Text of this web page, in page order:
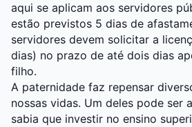
aqui se aplicam aos servidores
estão previstos 5 dias de
servidores devem solicitar a
dias) no prazo de até dois dias
filho.
A paternidade faz repensar
nossas vidas. Um deles pode ser
sabia que investir no ensino